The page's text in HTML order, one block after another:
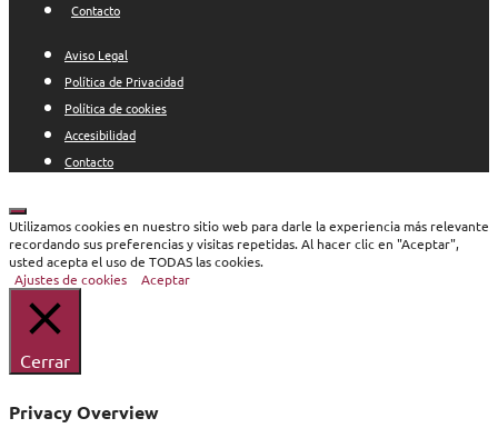
Contacto
Aviso Legal
Política de Privacidad
Política de cookies
Accesibilidad
Contacto
Cerrar
Utilizamos cookies en nuestro sitio web para darle la experiencia más relevante
recordando sus preferencias y visitas repetidas. Al hacer clic en "Aceptar",
usted acepta el uso de TODAS las cookies.
Ajustes de cookies
Aceptar
Cerrar
Privacy Overview